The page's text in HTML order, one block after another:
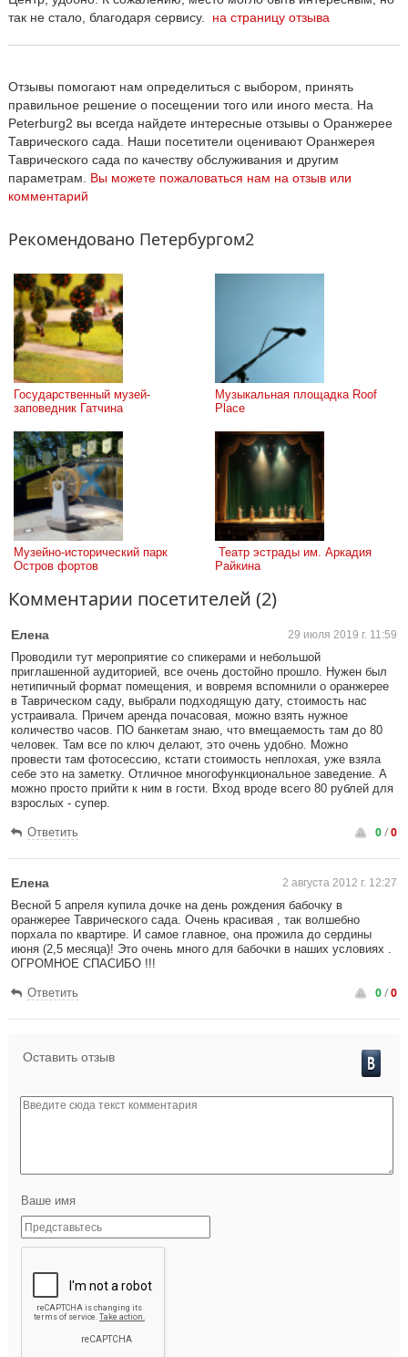
так не стало, благодаря сервису. на страницу отзыва
Отзывы помогают нам определиться с выбором, принять
правильное решение о посещении того или иного места. На
Peterburg2 вы всегда найдете интересные отзывы о Оранжерее
Таврического сада. Наши посетители оценивают Оранжерея
Таврического сада по качеству обслуживания и другим
параметрам. Вы можете пожаловаться нам на отзыв или
комментарий
Рекомендовано Петербургом2
Государственный музей-
заповедник Гатчина
Музыкальная площадка Roof
Place
Музейно-исторический парк
Остров фортов
Райкина
Комментарии посетителей (2)
Елена 29 июля 2019 г. 11:59
Проводили тут мероприятие со спикерами и небольшой
приглашенной аудиторией, все очень достойно прошло. Нужен был
нетипичный формат помещения, и вовремя вспомнили о оранжерее
в Таврическом саду, выбрали подходящую дату, стоимость нас
устраивала. Причем аренда почасовая, можно взять нужное
количество часов. ПО банкетам знаю, что вмещаемость там до 80
человек. Там все по ключ делают, это очень удобно. Можно
провести там фотосессию, кстати стоимость неплохая, уже взяла
себе это на заметку. Отличное многофункциональное заведение. А
можно просто прийти к ним в гости. Вход вроде всего 80 рублей для
взрослых - супер.
Ответить 0/0
Елена 2 августа 2012 г. 12:27
Весной 5 апреля купила дочке на день рождения бабочку в
оранжерее Таврического сада. Очень красивая , так волшебно
порхала по квартире. И самое главное, она прожила до сердины
июня (2,5 месяца)! Это очень много для бабочки в наших условиях .
ОГРОМНОЕ СПАСИБО !!!
Ответить 0/0
Оставить отзыв
Ваше имя